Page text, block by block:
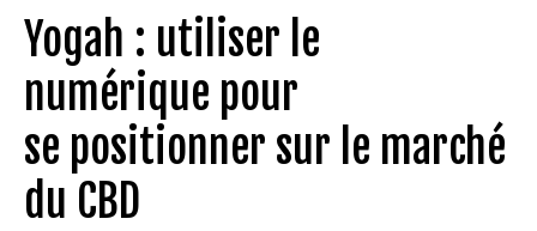
Yogah : utiliser le
numérique pour
se positionner sur le marché
du CBD